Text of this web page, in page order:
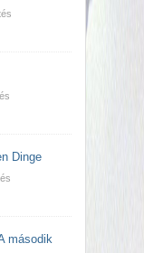
Dinge
második